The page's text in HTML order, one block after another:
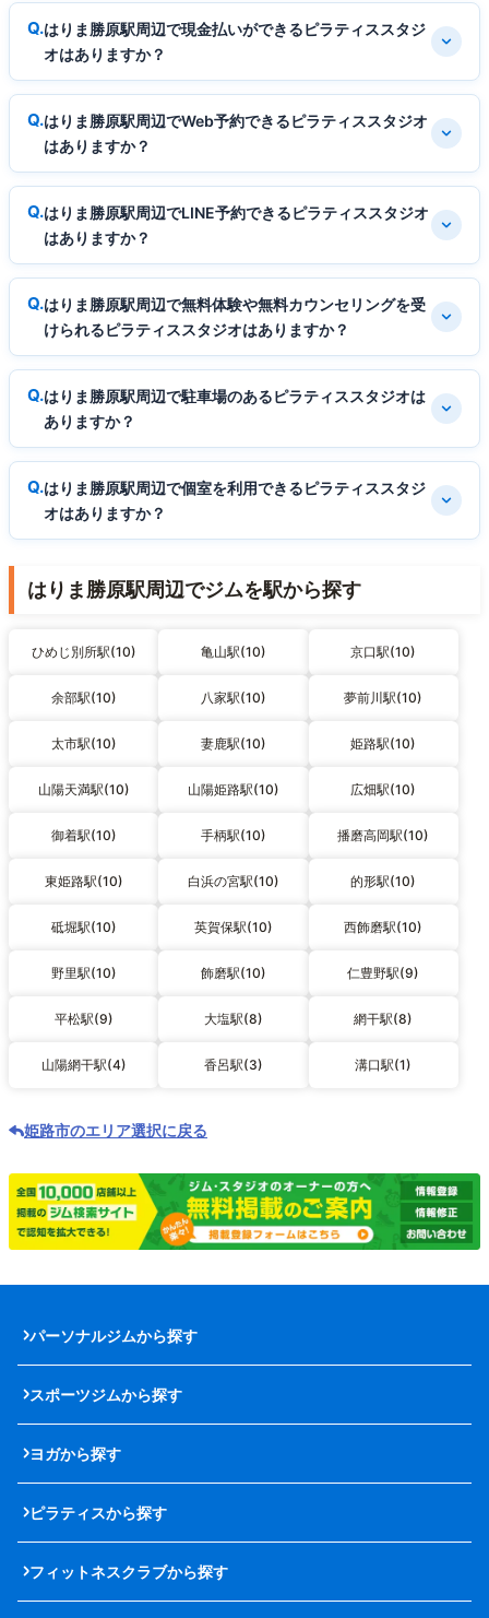
はりま勝原駅周辺で現金払いができるピラティススタジ
オはありますか？
はりま勝原駅周辺でWeb予約できるピラティススタジオ
はありますか？
はりま勝原駅周辺でLINE予約できるピラティススタジオ
はありますか？
はりま勝原駅周辺で無料体験や無料カウンセリングを受
けられるピラティススタジオはありますか？
はりま勝原駅周辺で駐車場のあるピラティススタジオは
ありますか？
はりま勝原駅周辺で個室を利用できるピラティススタジ
オはありますか？
はりま勝原駅周辺でジムを駅から探す
ひめじ別所駅(10) 亀山駅(10) 京口駅(10)
余部駅(10) 八家駅(10) 夢前川駅(10)
太市駅(10) 妻鹿駅(10) 姫路駅(10)
山陽天満駅(10) 山陽姫路駅(10) 広畑駅(10)
御着駅(10) 手柄駅(10) 播磨高岡駅(10)
東姫路駅(10) 白浜の宮駅(10) 的形駅(10)
砥堀駅(10) 英賀保駅(10) 西飾磨駅(10)
野里駅(10) 飾磨駅(10) 仁豊野駅(9)
平松駅(9) 大塩駅(8) 網干駅(8)
山陽網干駅(4) 香呂駅(3) 溝口駅(1)
姫路市のエリア選択に戻る
パーソナルジムから探す
スポーツジムから探す
ヨガから探す
ピラティスから探す
フィットネスクラブから探す